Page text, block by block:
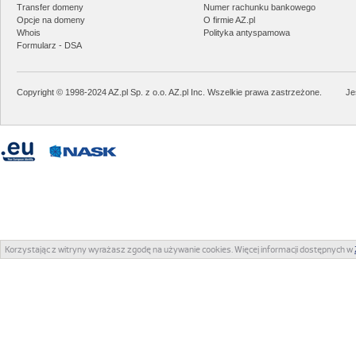
Transfer domeny
Opcje na domeny
Whois
Formularz - DSA
Numer rachunku bankowego
O firmie AZ.pl
Polityka antyspamowa
Copyright © 1998-2024 AZ.pl Sp. z o.o. AZ.pl Inc. Wszelkie prawa zastrzeżone.
Korzystając z witryny wyrażasz zgodę na używanie cookies. Więcej informacji dostępnych w